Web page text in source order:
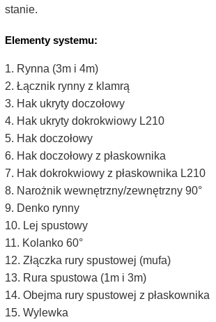
stanie.
Elementy systemu:
1. Rynna (3m i 4m)
2. Łącznik rynny z klamrą
3. Hak ukryty doczołowy
4. Hak ukryty dokrokwiowy L210
5. Hak doczołowy
6. Hak doczołowy z płaskownika
7. Hak dokrokwiowy z płaskownika L210
8. Narożnik wewnętrzny/zewnętrzny 90°
9. Denko rynny
10. Lej spustowy
11. Kolanko 60°
12. Złączka rury spustowej (mufa)
13. Rura spustowa (1m i 3m)
14. Obejma rury spustowej z płaskownika
15. Wylewka